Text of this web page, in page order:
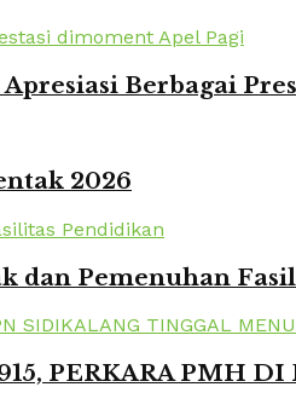
Berbagai
2026
dan Pemenuhan
PERKARA PMH